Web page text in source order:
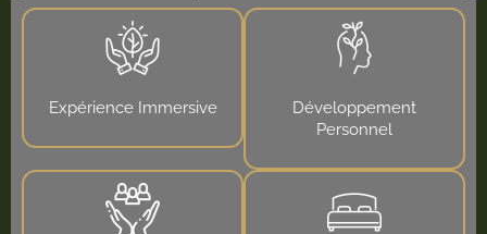
Expérience Immersive
Développement
Personnel